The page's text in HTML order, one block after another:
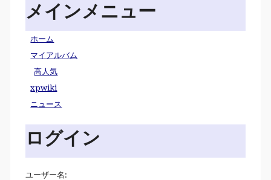
メインメニュー
ホーム
マイアルバム
高人気
xpwiki
ニュース
ログイン
ユーザー名: